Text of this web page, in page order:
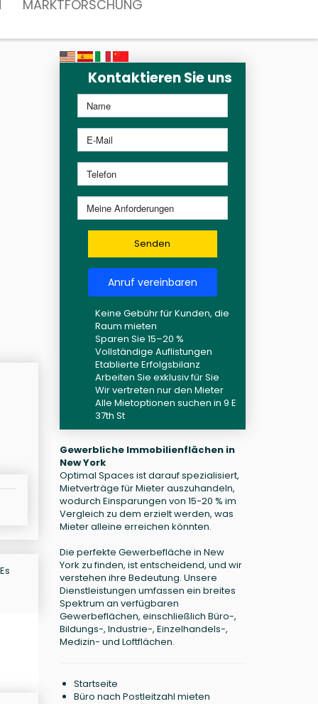
MARKTFORSCHUNG
Kontaktieren Sie uns
Senden
Anruf vereinbaren
Keine Gebühr für Kunden, die
Raum mieten
Sparen Sie 15–20 %
Vollständige Auflistungen
Etablierte Erfolgsbilanz
Arbeiten Sie exklusiv für Sie
Wir vertreten nur den Mieter
Alle Mietoptionen suchen in 9 E
37th St
Gewerbliche Immobilienflächen in
New York
Optimal Spaces ist darauf spezialisiert,
Mietverträge für Mieter auszuhandeln,
wodurch Einsparungen von 15-20 % im
Vergleich zu dem erzielt werden, was
Mieter alleine erreichen könnten.
Die perfekte Gewerbefläche in New
York zu finden, ist entscheidend, und wir
verstehen ihre Bedeutung. Unsere
Dienstleistungen umfassen ein breites
Spektrum an verfügbaren
Gewerbeflächen, einschließlich Büro-,
Bildungs-, Industrie-, Einzelhandels-,
Medizin- und Loftflächen.
Startseite
Büro nach Postleitzahl mieten